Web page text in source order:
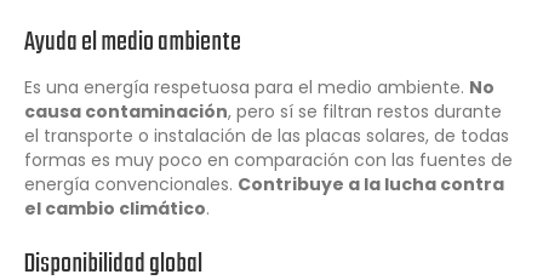
Ayuda el medio ambiente
Es una energía respetuosa para el medio ambiente. No
causa contaminación, pero sí se filtran restos durante
el transporte o instalación de las placas solares, de todas
formas es muy poco en comparación con las fuentes de
energía convencionales. Contribuye a la lucha contra
el cambio climático.
Disponibilidad global